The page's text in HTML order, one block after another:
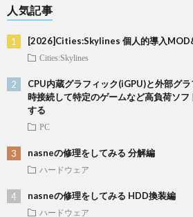
人気記事
[2026]Cities:Skylines 個人的導入
Cities:Skylines
CPU内蔵グラフィック(iGPU)と外部グ
時接続して特定のゲームなど高負荷ソ
する
PC
nasneの修理をしてみる 分解編
ハードウェア
nasneの修理をしてみる HDD換装編
ハードウェア